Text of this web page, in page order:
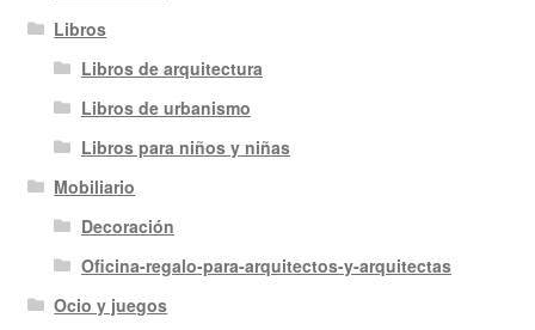
Libros
Libros de arquitectura
Libros de urbanismo
Libros para niños y niñas
Mobiliario
Decoración
Oficina-regalo-para-arquitectos-y-arquitectas
Ocio y juegos